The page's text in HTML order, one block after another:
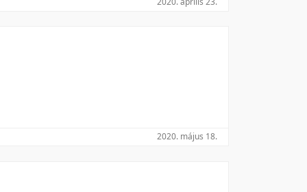
2020. május 18.